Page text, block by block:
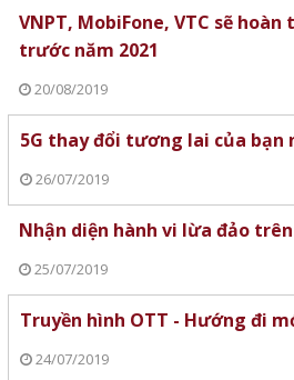
VNPT, MobiFone, VTC sẽ
trước năm 2021
20/08/2019
5G thay đổi tương lai của bạn
26/07/2019
Nhận diện hành vi lừa đảo
25/07/2019
Truyền hình OTT - Hướng đi
24/07/2019